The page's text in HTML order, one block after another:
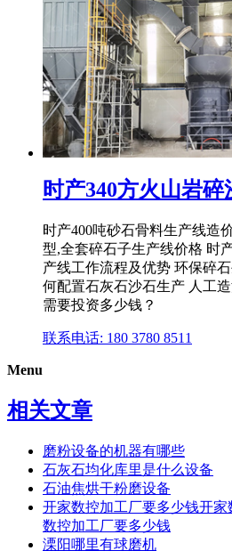
时产340方火山岩碎
时产400吨砂石骨料生产线造
型,全套碎石子生产线价格 时
产线工作流程及优势 环保碎
何配置石灰石沙石生产 人工
需要投资多少钱？
联系电话: 180 3780 8511
Menu
相关文章
磨粉设备的机器有哪些
石灰石均化库里是什么设备
石油焦烘干粉磨设备
开家数控加工厂要多少钱开
数控加工厂要多少钱
溧阳哪里有球磨机